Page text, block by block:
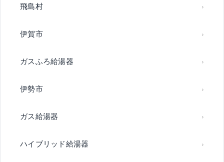
飛島村
伊賀市
ガスふろ給湯器
伊勢市
ガス給湯器
ハイブリッド給湯器